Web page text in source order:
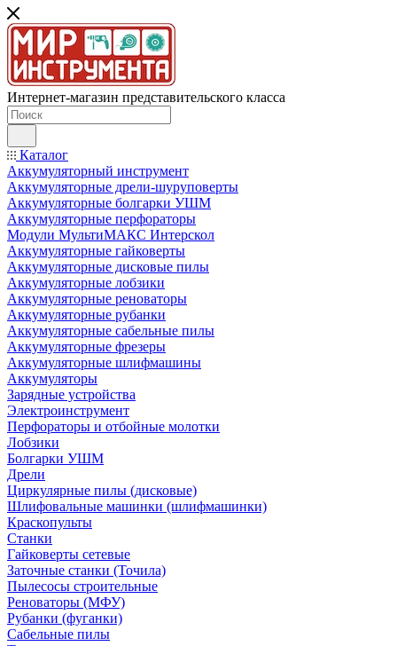
Интернет-магазин представительского класса
Каталог
Аккумуляторный инструмент
Аккумуляторные дрели-шуруповерты
Аккумуляторные болгарки УШМ
Аккумуляторные перфораторы
Модули МультиМАКС Интерскол
Аккумуляторные гайковерты
Аккумуляторные дисковые пилы
Аккумуляторные лобзики
Аккумуляторные реноваторы
Аккумуляторные рубанки
Аккумуляторные сабельные пилы
Аккумуляторные фрезеры
Аккумуляторные шлифмашины
Аккумуляторы
Зарядные устройства
Электроинструмент
Перфораторы и отбойные молотки
Лобзики
Болгарки УШМ
Дрели
Циркулярные пилы (дисковые)
Шлифовальные машинки (шлифмашинки)
Краскопульты
Станки
Гайковерты сетевые
Заточные станки (Точила)
Пылесосы строительные
Реноваторы (МФУ)
Рубанки (фуганки)
Сабельные пилы